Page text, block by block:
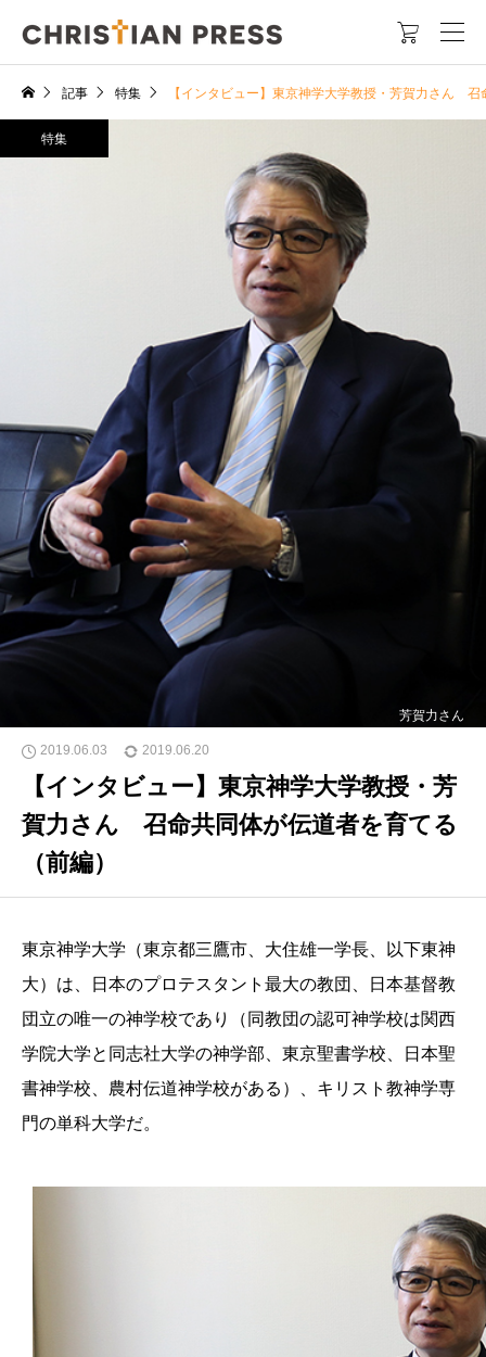

記事 特集 【インタビュー】東京神学大学教授・芳賀力さん
芳賀力さん
特集
2019.06.03 2019.06.20
【インタビュー】東京神学大学教授・芳
賀力さん 召命共同体が伝道者を育てる
（前編）
東京神学大学（東京都三鷹市、大住雄一学長、以下東神
大）は、日本のプロテスタント最大の教団、日本基督教
団立の唯一の神学校であり（同教団の認可神学校は関西
学院大学と同志社大学の神学部、東京聖書学校、日本聖
書神学校、農村伝道神学校がある）、キリスト教神学専
門の単科大学だ。